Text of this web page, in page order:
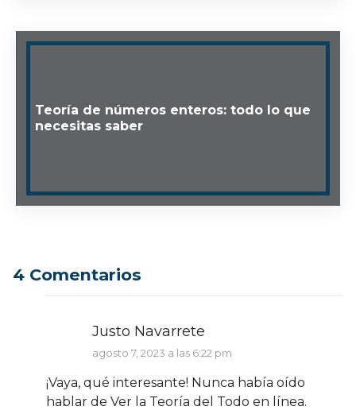
Teoría de números enteros: todo lo que
necesitas saber
4 Comentarios
Justo Navarrete
agosto 7, 2023 a las 6:22 pm
¡Vaya, qué interesante! Nunca había oído
hablar de Ver la Teoría del Todo en línea.